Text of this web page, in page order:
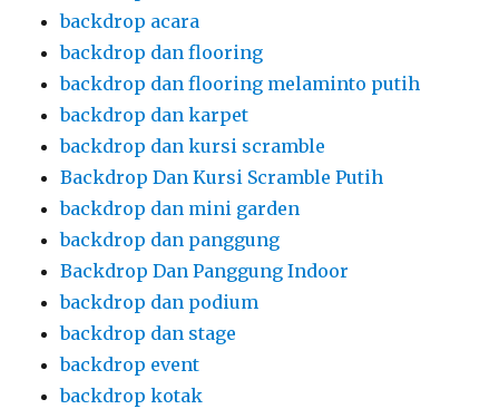
backdrop acara
backdrop dan flooring
backdrop dan flooring melaminto putih
backdrop dan karpet
backdrop dan kursi scramble
Backdrop Dan Kursi Scramble Putih
backdrop dan mini garden
backdrop dan panggung
Backdrop Dan Panggung Indoor
backdrop dan podium
backdrop dan stage
backdrop event
backdrop kotak